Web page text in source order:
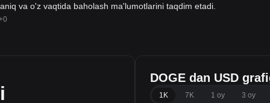
va o'z vaqtida baholash ma'lumotlarini taqdim etadi.
DOGE dan USD
1K 7K 1 oy 3 oy